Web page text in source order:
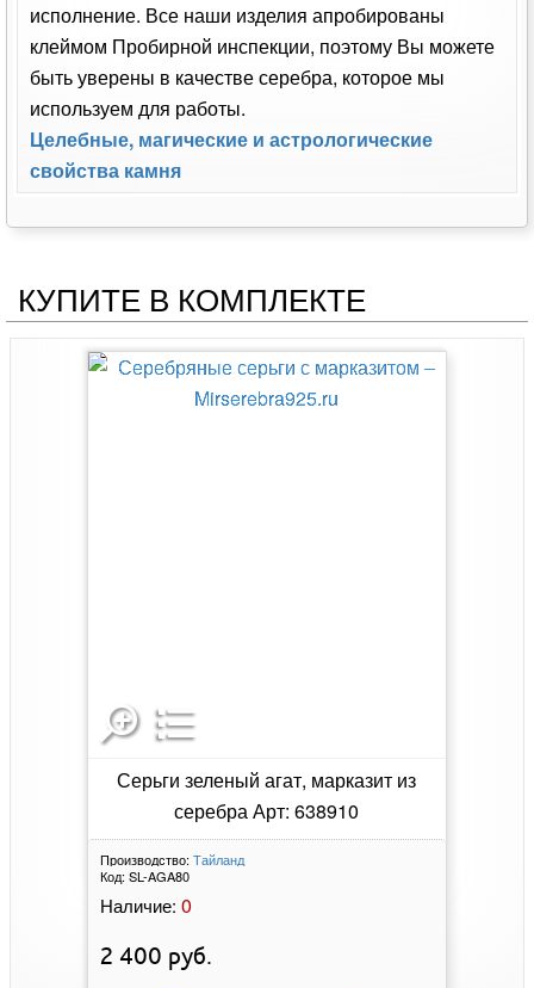
исполнение. Все наши изделия апробированы
клеймом Пробирной инспекции, поэтому Вы можете
быть уверены в качестве серебра, которое мы
используем для работы.
Целебные, магические и астрологические
свойства камня
КУПИТЕ В КОМПЛЕКТЕ
Серьги зеленый агат, марказит из
серебра Арт: 638910
Производство: Тайланд
Код: SL-AGA80
Наличие: 0
2 400 руб.